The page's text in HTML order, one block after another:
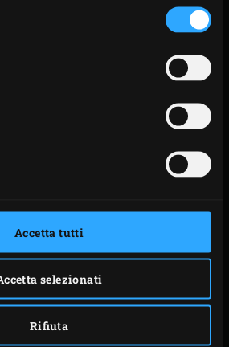
Accetta tutti
selezionati
Rifiuta
e chiudete il coperchio dell’Egg.
di carne sulla griglia e
dell’Egg. Grigliate la carne per
un grazioso effetto griglia. Girate